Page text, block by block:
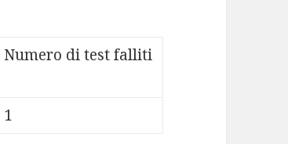
Numero di test falliti
1